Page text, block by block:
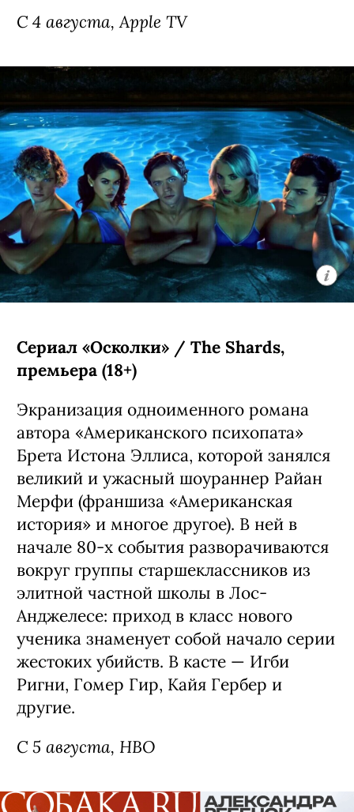
С 4 августа, Apple TV
Сериал «Осколки» / The Shards,
премьера (18+)
Экранизация одноименного романа
автора «Американского психопата»
Брета Истона Эллиса, которой занялся
великий и ужасный шоураннер Райан
Мерфи (франшиза «Американская
история» и многое другое). В ней в
начале 80-х события разворачиваются
вокруг группы старшеклассников из
элитной частной школы в Лос-
Анджелесе: приход в класс нового
ученика знаменует собой начало серии
жестоких убийств. В касте — Игби
Ригни, Гомер Гир, Кайя Гербер и
другие.
С 5 августа, HBO